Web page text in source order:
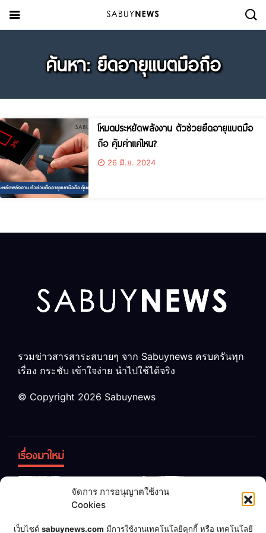
จัดการ การอนุญาตใช้งาน
Cookies
เว็บไซต์ sabuynews.com มีการใช้งานเทคโนโลยีคุกกี้ หรือ เทคโนโลยี
ค้นหา: ยืดอายุแบตมือถือ
โหมดประหยัดพลังงาน ตัวช่วยยืดอายุแบตมือ
ถือ คุ้มค่าแค่ไหน?
26 มิ.ย. 2024
รวมข่าวสารสาระสบายๆ จาก Sabuynews ครบครันทุก
เรื่อง กระชับ เข้าใจง่าย นำไปใช้ได้จริง
© Copyright 2026 Sabuynews
เรื่องมาใหม่
ทิ้ง! เปลี่ยน
เป็น “ปุ๋ย
จุลินทรีย์”
หญิง 12 ขวบ
แต่งงานกับ
เชื่อพ่อแล้ว เจ้าของคาร์